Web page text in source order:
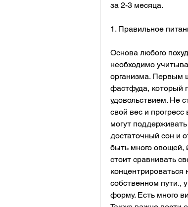
за 2-3 месяца.
1. Правильное
Основа любого
необходимо
организма. Первым
фастфуда, который
удовольствием. Не
свой вес и
могут
достаточный сон и
быть много овощей,
стоит сравнивать
концентрироваться
собственном
форму. Есть много